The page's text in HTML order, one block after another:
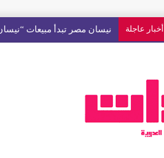
أخبار عاجلة مع « The Next Ad » ، إنوي يُسند حملته الإعلانية المقبلة إلى الشباب المغربي